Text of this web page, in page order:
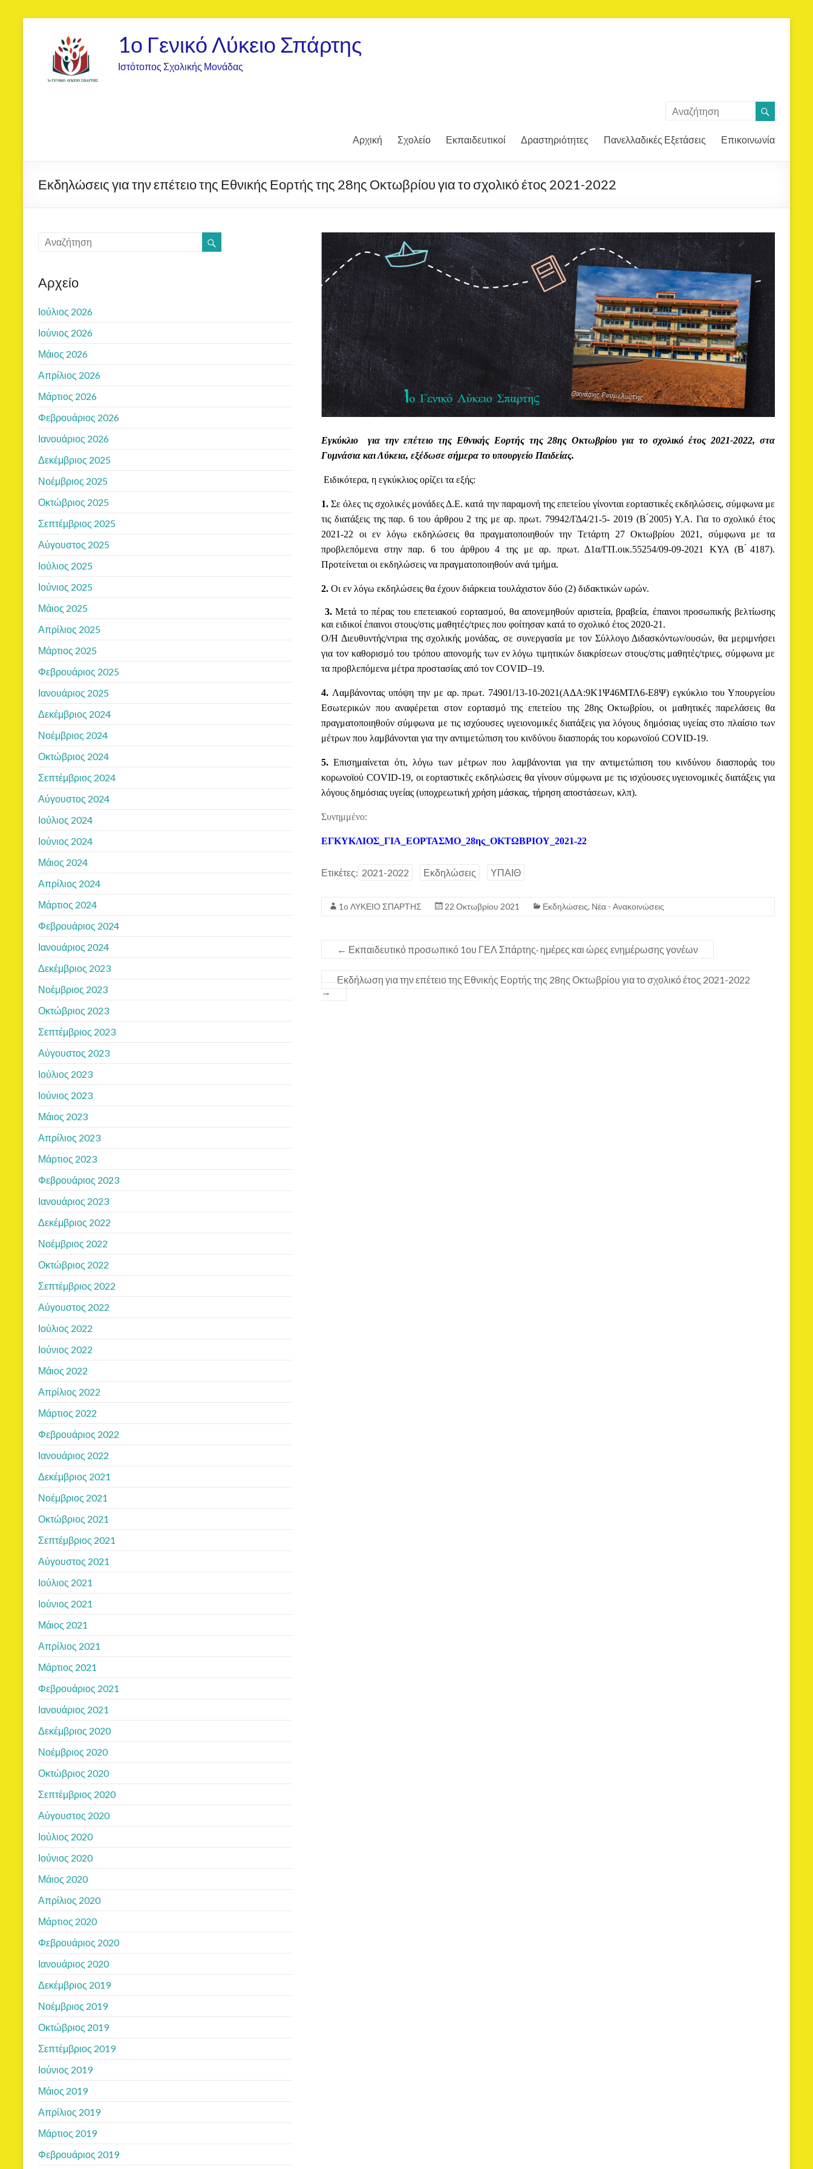
1ο Γενικό Λύκειο Σπάρτης
Ιστότοπος Σχολικής Μονάδας
Αρχική Σχολείο Εκπαιδευτικοί Δραστηριότητες Πανελλαδικές Εξετάσεις Επικοινωνία
Εκδηλώσεις για την επέτειο της Εθνικής Εορτής της 28ης Οκτωβρίου για το σχολικό έτος 2021-2022
Εγκύκλιο για την επέτειο της Εθνικής Εορτής της 28ης Οκτωβρίου για το σχολικό έτος 2021-2022, στα
Γυμνάσια και Λύκεια, εξέδωσε σήμερα το υπουργείο Παιδείας.
Ειδικότερα, η εγκύκλιος ορίζει τα εξής:
1. Σε όλες τις σχολικές μονάδες Δ.Ε. κατά την παραμονή της επετείου γίνονται εορταστικές εκδηλώσεις, σύμφωνα με
τις διατάξεις της παρ. 6 του άρθρου 2 της με αρ. πρωτ. 79942/ΓΔ4/21-5- 2019 (Β ́2005) Υ.Α. Για το σχολικό έτος
2021-22 οι εν λόγω εκδηλώσεις θα πραγματοποιηθούν την Τετάρτη 27 Οκτωβρίου 2021, σύμφωνα με τα
προβλεπόμενα στην παρ. 6 του άρθρου 4 της με αρ. πρωτ. Δ1α/ΓΠ.οικ.55254/09-09-2021 ΚΥΑ (Β ́4187).
Προτείνεται οι εκδηλώσεις να πραγματοποιηθούν ανά τμήμα.
2. Οι εν λόγω εκδηλώσεις θα έχουν διάρκεια τουλάχιστον δύο (2) διδακτικών ωρών.
3.Μετά το πέρας του επετειακού εορτασμού, θα απονεμηθούν αριστεία, βραβεία, έπαινοι προσωπικής βελτίωσης
και ειδικοί έπαινοι στους/στις μαθητές/τριες που φοίτησαν κατά το σχολικό έτος 2020-21.
Ο/Η Διευθυντής/ντρια της σχολικής μονάδας, σε συνεργασία με τον Σύλλογο Διδασκόντων/ουσών, θα μεριμνήσει
για τον καθορισμό του τρόπου απονομής των εν λόγω τιμητικών διακρίσεων στους/στις μαθητές/τριες, σύμφωνα με
τα προβλεπόμενα μέτρα προστασίας από τον COVID–19.
4. Λαμβάνοντας υπόψη την με αρ. πρωτ. 74901/13-10-2021(ΑΔΑ:9Κ1Ψ46ΜΤΛ6-Ε8Ψ) εγκύκλιο του Υπουργείου
Εσωτερικών που αναφέρεται στον εορτασμό της επετείου της 28ης Οκτωβρίου, οι μαθητικές παρελάσεις θα
πραγματοποιηθούν σύμφωνα με τις ισχύουσες υγειονομικές διατάξεις για λόγους δημόσιας υγείας στο πλαίσιο των
μέτρων που λαμβάνονται για την αντιμετώπιση του κινδύνου διασποράς του κορωνοïoύ COVID-19.
5.Επισημαίνεται ότι, λόγω των μέτρων που λαμβάνονται για την αντιμετώπιση του κινδύνου διασποράς του
κορωνοϊού COVID-19, οι εορταστικές εκδηλώσεις θα γίνουν σύμφωνα με τις ισχύουσες υγειονομικές διατάξεις για
λόγους δημόσιας υγείας (υποχρεωτική χρήση μάσκας, τήρηση αποστάσεων, κλπ).
Συνημμένο:
ΕΓΚΥΚΛΙΟΣ_ΓΙΑ_ΕΟΡΤΑΣΜΟ_28ης_ΟΚΤΩΒΡΙΟΥ_2021-22
Ετικέτες: 2021-2022 Εκδηλώσεις ΥΠΑΙΘ
1o ΛΥΚΕΙΟ ΣΠΑΡΤΗΣ 22 Οκτωβρίου 2021 Εκδηλώσεις, Νέα - Ανακοινώσεις
← Εκπαιδευτικό προσωπικό 1ου ΓΕΛ Σπάρτης· ημέρες και ώρες ενημέρωσης γονέων
Εκδήλωση για την επέτειο της Εθνικής Εορτής της 28ης Οκτωβρίου για το σχολικό έτος 2021-2022
→
Αρχείο
Ιούλιος 2026
Ιούνιος 2026
Μάιος 2026
Απρίλιος 2026
Μάρτιος 2026
Φεβρουάριος 2026
Ιανουάριος 2026
Δεκέμβριος 2025
Νοέμβριος 2025
Οκτώβριος 2025
Σεπτέμβριος 2025
Αύγουστος 2025
Ιούλιος 2025
Ιούνιος 2025
Μάιος 2025
Απρίλιος 2025
Μάρτιος 2025
Φεβρουάριος 2025
Ιανουάριος 2025
Δεκέμβριος 2024
Νοέμβριος 2024
Οκτώβριος 2024
Σεπτέμβριος 2024
Αύγουστος 2024
Ιούλιος 2024
Ιούνιος 2024
Μάιος 2024
Απρίλιος 2024
Μάρτιος 2024
Φεβρουάριος 2024
Ιανουάριος 2024
Δεκέμβριος 2023
Νοέμβριος 2023
Οκτώβριος 2023
Σεπτέμβριος 2023
Αύγουστος 2023
Ιούλιος 2023
Ιούνιος 2023
Μάιος 2023
Απρίλιος 2023
Μάρτιος 2023
Φεβρουάριος 2023
Ιανουάριος 2023
Δεκέμβριος 2022
Νοέμβριος 2022
Οκτώβριος 2022
Σεπτέμβριος 2022
Αύγουστος 2022
Ιούλιος 2022
Ιούνιος 2022
Μάιος 2022
Απρίλιος 2022
Μάρτιος 2022
Φεβρουάριος 2022
Ιανουάριος 2022
Δεκέμβριος 2021
Νοέμβριος 2021
Οκτώβριος 2021
Σεπτέμβριος 2021
Αύγουστος 2021
Ιούλιος 2021
Ιούνιος 2021
Μάιος 2021
Απρίλιος 2021
Μάρτιος 2021
Φεβρουάριος 2021
Ιανουάριος 2021
Δεκέμβριος 2020
Νοέμβριος 2020
Οκτώβριος 2020
Σεπτέμβριος 2020
Αύγουστος 2020
Ιούλιος 2020
Ιούνιος 2020
Μάιος 2020
Απρίλιος 2020
Μάρτιος 2020
Φεβρουάριος 2020
Ιανουάριος 2020
Δεκέμβριος 2019
Νοέμβριος 2019
Οκτώβριος 2019
Σεπτέμβριος 2019
Ιούνιος 2019
Μάιος 2019
Απρίλιος 2019
Μάρτιος 2019
Φεβρουάριος 2019